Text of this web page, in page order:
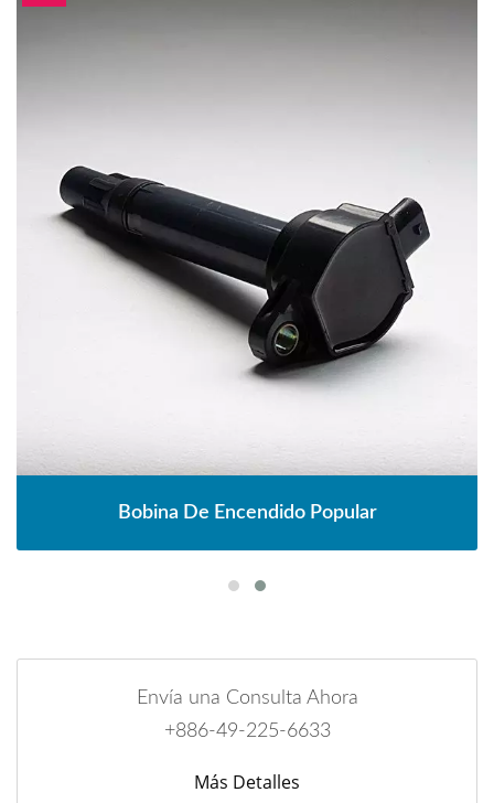
Bobina De Encendido Popular
Envía una Consulta Ahora
+886-49-225-6633
Más Detalles